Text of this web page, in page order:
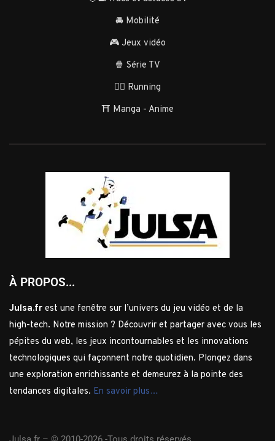
🚘 Mobilité
🎮 Jeux vidéo
🍿 Série TV
🏃‍♂️ Running
⛩️ Manga - Anime
À PROPOS...
Julsa.fr est une fenêtre sur l’univers du jeu vidéo et de la
high-tech. Notre mission ? Découvrir et partager avec vous les
pépites du web, les jeux incontournables et les innovations
technologiques qui façonnent notre quotidien. Plongez dans
une exploration enrichissante et demeurez à la pointe des
tendances digitales. En savoir plus…